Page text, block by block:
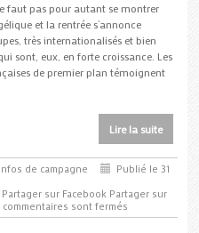
faut pas pour autant se montrer
et la rentrée s’annonce
très internationalisés et bien
sont, eux, en forte croissance. Les
de premier plan témoignent
Lire la suite
Infos de campagne
Publié le 31
Partager sur Facebook Partager sur
commentaires sont fermés